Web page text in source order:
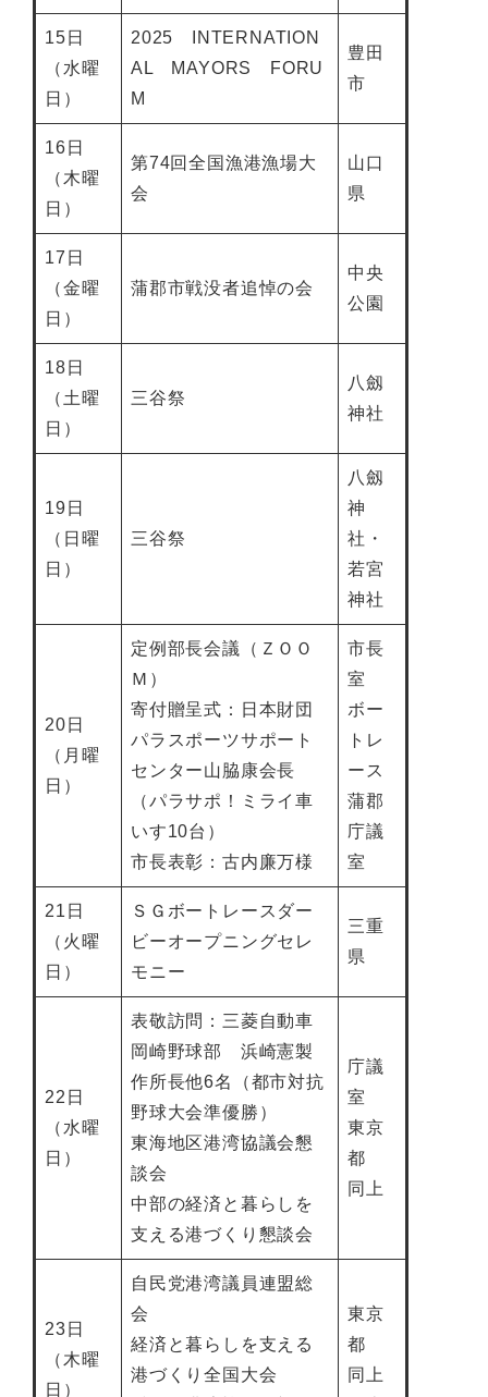
15日
（水曜
日）
2025 INTERNATION
AL MAYORS FORU
M
豊田
市
16日
（木曜
日）
第74回全国漁港漁場大
会
山口
県
17日
（金曜
日）
蒲郡市戦没者追悼の会
中央
公園
18日
（土曜
日）
三谷祭
八劔
神社
19日
（日曜
日）
三谷祭
八劔
神
社・
若宮
神社
20日
（月曜
日）
定例部長会議（ＺＯＯ
Ｍ）
寄付贈呈式：日本財団
パラスポーツサポート
センター山脇康会長
（パラサポ！ミライ車
いす10台）
市長表彰：古内廉万様
市長
室
ボー
トレ
ース
蒲郡
庁議
室
21日
（火曜
日）
ＳＧボートレースダー
ビーオープニングセレ
モニー
三重
県
22日
（水曜
日）
表敬訪問：三菱自動車
岡崎野球部 浜崎憲製
作所長他6名（都市対抗
野球大会準優勝）
東海地区港湾協議会懇
談会
中部の経済と暮らしを
支える港づくり懇談会
庁議
室
東京
都
同上
23日
（木曜
日）
自民党港湾議員連盟総
会
経済と暮らしを支える
港づくり全国大会
東京
都
同上